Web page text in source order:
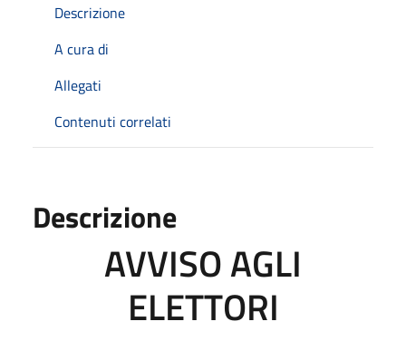
Descrizione
A cura di
Allegati
Contenuti correlati
Descrizione
AVVISO AGLI
ELETTORI